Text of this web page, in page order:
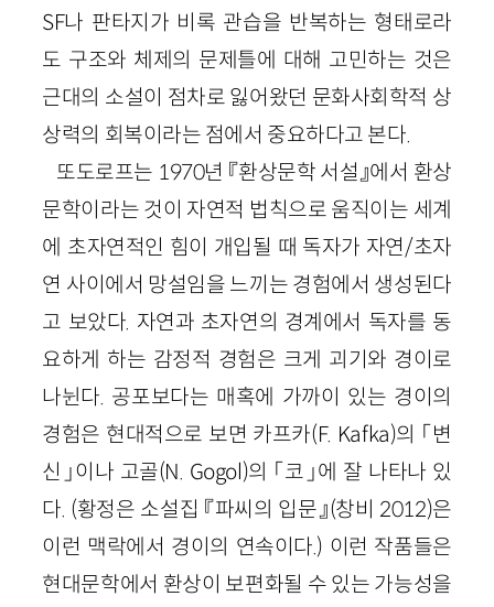
SF나 판타지가 비록 관습을 반복하는 형태로라
도 구조와 체제의 문제틀에 대해 고민하는 것은
근대의 소설이 점차로 잃어왔던 문화사회학적 상
상력의 회복이라는 점에서 중요하다고 본다.
또도로프는 1970년 『환상문학 서설』에서 환상
문학이라는 것이 자연적 법칙으로 움직이는 세계
에 초자연적인 힘이 개입될 때 독자가 자연/초자
연 사이에서 망설임을 느끼는 경험에서 생성된다
고 보았다. 자연과 초자연의 경계에서 독자를 동
요하게 하는 감정적 경험은 크게 괴기와 경이로
나뉜다. 공포보다는 매혹에 가까이 있는 경이의
경험은 현대적으로 보면 카프카(F. Kafka)의 「변
신」이나 고골(N. Gogol )의 「코」에 잘 나타나 있
다. (황정은 소설집 『파씨의 입문』(창비 2012)은
이런 맥락에서 경이의 연속이다.) 이런 작품들은
현대문학에서 환상이 보편화될 수 있는 가능성을